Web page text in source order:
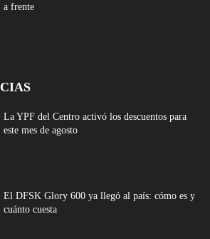
a frente
La YPF del Centro activó los descuentos para
este mes de agosto
El DFSK Glory 600 ya llegó al país: cómo es y
cuánto cuesta